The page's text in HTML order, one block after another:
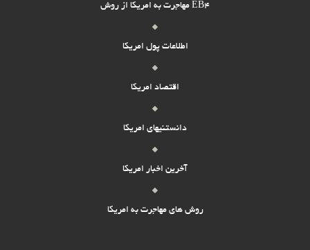
مهاجرت به امریکا از روش EB4
اطلاعات پول امریکا
اقتصاد امریکا
دانستنیهای امریکا
آخرین اخبار امریکا
روش های مهاجرت به امریکا